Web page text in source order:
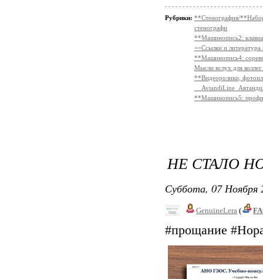
Рубрики: **Стенография/
стенографи
**Машинопись2:
==Ссылки и
**Машинопись4:
Мысли вслух для
**Видеоролики,
**Машинопись5: профи
НЕ СТАЛО
Суббота, 07 Ноября
GenuineLera (
#прощание